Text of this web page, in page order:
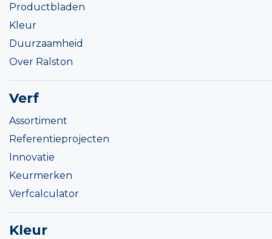
Productbladen
Kleur
Duurzaamheid
Over Ralston
Verf
Assortiment
Referentieprojecten
Innovatie
Keurmerken
Verfcalculator
Kleur